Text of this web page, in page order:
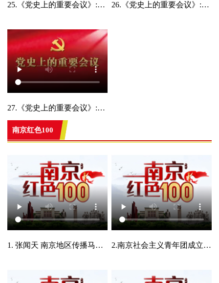
25.《党史上的重要会议》:中国共产党第十九次全国代表大会 26.《党史上的重要会议》:中共十九届六中全会
27.《党史上的重要会议》:中国共产党第二十次全国代表大会
南京红色100
1. 张闻天 南京地区传播马克思主义第一人.mp4 2.南京社会主义青年团成立.mp4